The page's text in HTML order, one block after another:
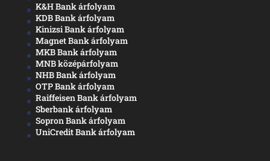
K&H Bank árfolyam
KDB Bank árfolyam
Kinizsi Bank árfolyam
Magnet Bank árfolyam
MKB Bank árfolyam
MNB középárfolyam
NHB Bank árfolyam
OTP Bank árfolyam
Raiffeisen Bank árfolyam
Sberbank árfolyam
Sopron Bank árfolyam
UniCredit Bank árfolyam